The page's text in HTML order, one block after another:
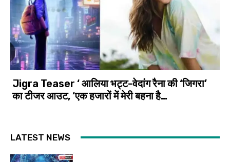
Jigra Teaser ‘ आलिया भट्ट-वेदांग रैना की ‘जिगरा’
का टीजर आउट, ‘एक हजारों में मेरी बहना है…
LATEST NEWS